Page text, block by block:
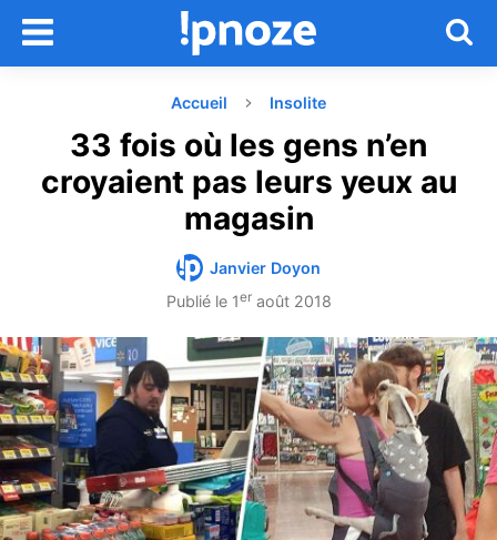
Accueil Insolite
33 fois où les gens n’en
croyaient pas leurs yeux au
magasin
Janvier Doyon
Publié le 1eraoût 2018